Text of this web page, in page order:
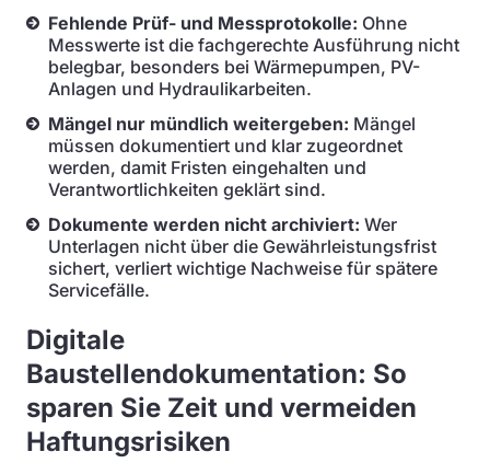
Fehlende Prüf- und Messprotokolle: Ohne
Messwerte ist die fachgerechte Ausführung nicht
belegbar, besonders bei Wärmepumpen, PV-
Anlagen und Hydraulikarbeiten.
Mängel nur mündlich weitergeben: Mängel
müssen dokumentiert und klar zugeordnet
werden, damit Fristen eingehalten und
Verantwortlichkeiten geklärt sind.
Dokumente werden nicht archiviert: Wer
Unterlagen nicht über die Gewährleistungsfrist
sichert, verliert wichtige Nachweise für spätere
Servicefälle.
Digitale
Baustellendokumentation: So
sparen Sie Zeit und vermeiden
Haftungsrisiken